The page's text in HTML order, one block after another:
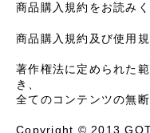
商品購入規約をお読みく
商品購入規約及び使用
著作権法に定められた
き、
全てのコンテンツの無
Copyright © 2013